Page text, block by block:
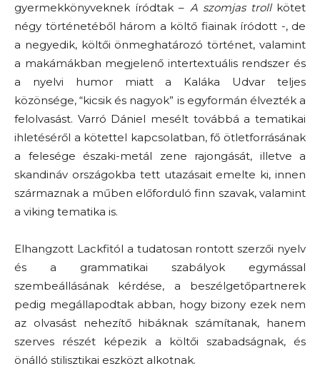
gyermekkönyveknek íródtak – A szomjas trollkötet
négy történetéből három a költő fiainak íródott -, de
a negyedik, költői önmeghatározó történet, valamint
a makámákban megjelenő intertextuális rendszer és
a nyelvi humor miatt a Kaláka Udvar teljes
közönsége, “kicsik és nagyok” is egyformán élvezték a
felolvasást. Varró Dániel mesélt továbbá a tematikai
ihletéséről a kötettel kapcsolatban, fő ötletforrásának
a felesége északi-metál zene rajongását, illetve a
skandináv országokba tett utazásait emelte ki, innen
származnak a műben előforduló finn szavak, valamint
a viking tematika is.
Elhangzott Lackfitól a tudatosan rontott szerzői nyelv
és a grammatikai szabályok egymással
szembeállásának kérdése, a beszélgetőpartnerek
pedig megállapodtak abban, hogy bizony ezek nem
az olvasást nehezítő hibáknak számítanak, hanem
szerves részét képezik a költői szabadságnak, és
önálló stilisztikai eszközt alkotnak.